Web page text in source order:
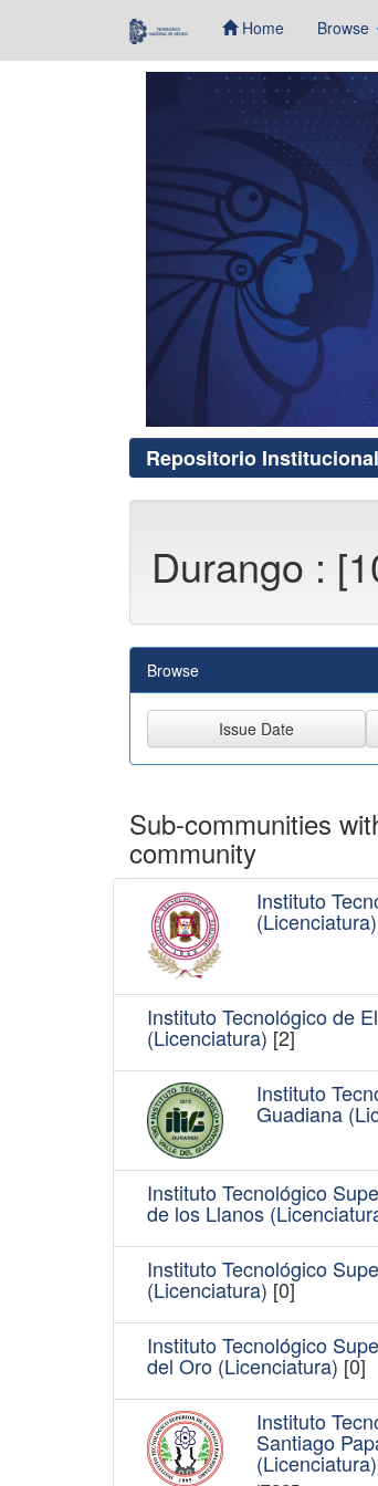
Home Browse
Repositorio
Durango :
Browse
Sub-communities
community
Instituto
(Licenciatura)
Instituto Tecnológico de
(Licenciatura) [2]
Instituto
Guadiana
Instituto Tecnológico
de los Llanos
Instituto Tecnológico
(Licenciatura) [0]
Instituto Tecnológico
del Oro (Licenciatura) [0]
Instituto
Santiago
(Licenciatura)